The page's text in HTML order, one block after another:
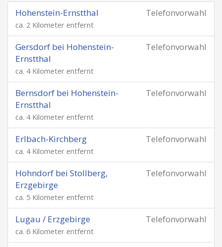
Telefonvorwahl
Hohenstein-Ernstthal
ca. 2 Kilometer entfernt
Telefonvorwahl
Gersdorf bei Hohenstein-
Ernstthal
ca. 4 Kilometer entfernt
Telefonvorwahl
Bernsdorf bei Hohenstein-
Ernstthal
ca. 4 Kilometer entfernt
Telefonvorwahl
Erlbach-Kirchberg
ca. 4 Kilometer entfernt
Telefonvorwahl
Hohndorf bei Stollberg,
Erzgebirge
ca. 5 Kilometer entfernt
Telefonvorwahl
Lugau / Erzgebirge
ca. 6 Kilometer entfernt